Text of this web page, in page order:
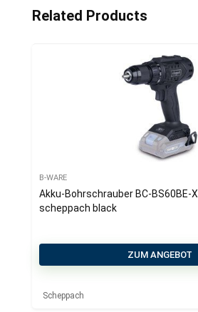
Related Products
B-WARE
Akku-Bohrschrauber BC-BS60BE-X
scheppach black
ZUM ANGEBOT
Scheppach